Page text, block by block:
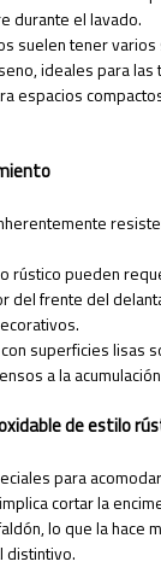
durante el lavado.
suelen tener
ideales para las
espacios
rústico pueden
del frente del
superficies lisas
a la
de estilo
para
cortar la
lo que la hace
distintivo.